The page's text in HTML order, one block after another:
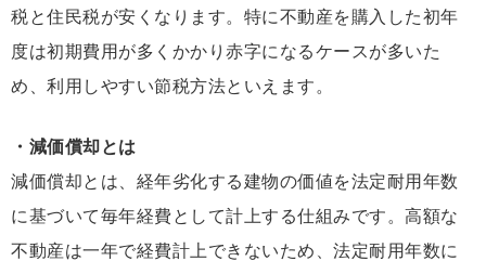
税と住民税が安くなります。特に不動産を購入した初年
度は初期費用が多くかかり赤字になるケースが多いた
め、利用しやすい節税方法といえます。
・減価償却とは
減価償却とは、経年劣化する建物の価値を法定耐用年数
に基づいて毎年経費として計上する仕組みです。高額な
不動産は一年で経費計上できないため、法定耐用年数に